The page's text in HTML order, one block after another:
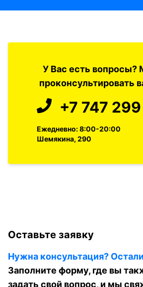
У Вас есть
проконсультировать
+7 747
Ежедневно: 8:00-20:00
Шемякина, 290
Оставьте заявку
Нужна консультация?
Заполните форму, где вы
задать свой вопрос, и мы